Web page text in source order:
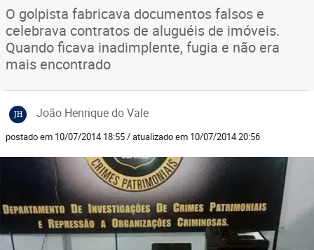
O golpista fabricava documentos falsos e
celebrava contratos de aluguéis de imóveis.
Quando ficava inadimplente, fugia e não era
mais encontrado
JH João Henrique do Vale
postado em 10/07/2014 18:55 / atualizado em 10/07/2014 20:56